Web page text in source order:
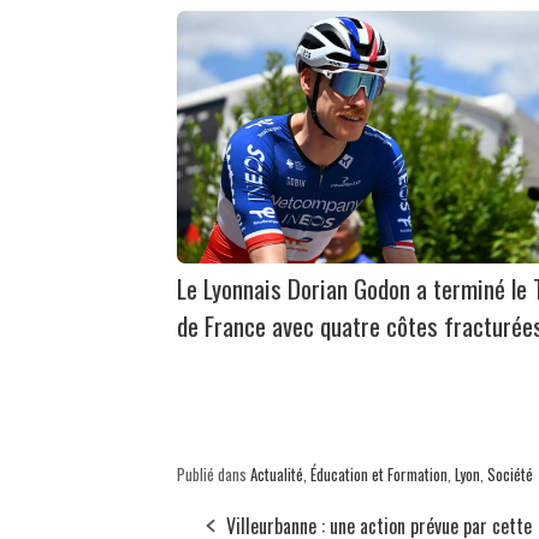
Le Lyonnais Dorian Godon a terminé le
de France avec quatre côtes
Publié dans Actualité Éducation et Formation Lyon Société
Villeurbanne : une action prévue par cette